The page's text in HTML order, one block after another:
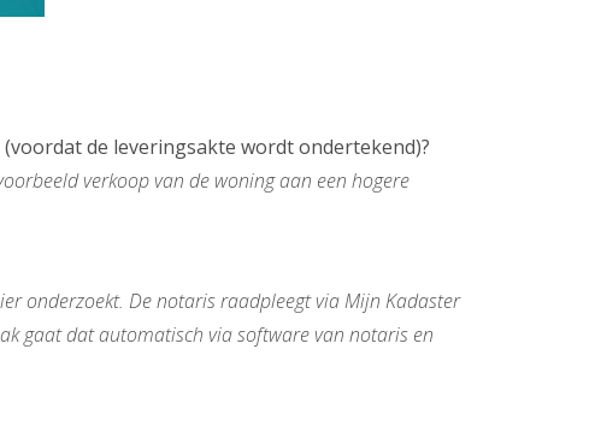
de leveringsakte wordt ondertekend)?
verkoop van de woning aan een hogere
onderzoekt. De notaris raadpleegt via Mijn Kadaster
gaat dat automatisch via software van notaris en